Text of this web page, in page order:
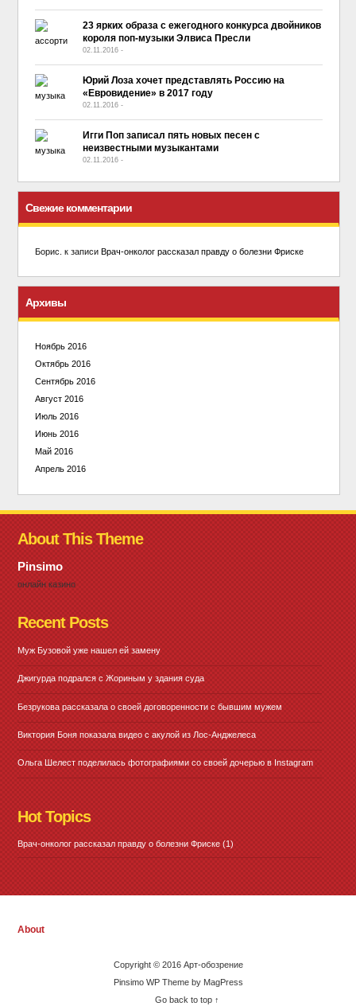
23 ярких образа с ежегодного конкурса двойников
короля поп-музыки Элвиса Пресли
02.11.2016 -
Юрий Лоза хочет представлять Россию на
«Евровидение» в 2017 году
02.11.2016 -
Игги Поп записал пять новых песен с
неизвестными музыкантами
02.11.2016 -
Свежие комментарии
Борис. к записи Врач-онколог рассказал правду о болезни Фриске
Архивы
Ноябрь 2016
Октябрь 2016
Сентябрь 2016
Август 2016
Июль 2016
Июнь 2016
Май 2016
Апрель 2016
About This Theme
Pinsimo
онлайн казино
Recent Posts
Муж Бузовой уже нашел ей замену
Джигурда подрался с Жориным у здания суда
Безрукова рассказала о своей договоренности с бывшим мужем
Виктория Боня показала видео с акулой из Лос-Анджелеса
Ольга Шелест поделилась фотографиями со своей дочерью в Instagram
Hot Topics
Врач-онколог рассказал правду о болезни Фриске (1)
About
Copyright © 2016 Арт-обозрение
Pinsimo WP Theme by MagPress
Go back to top ↑